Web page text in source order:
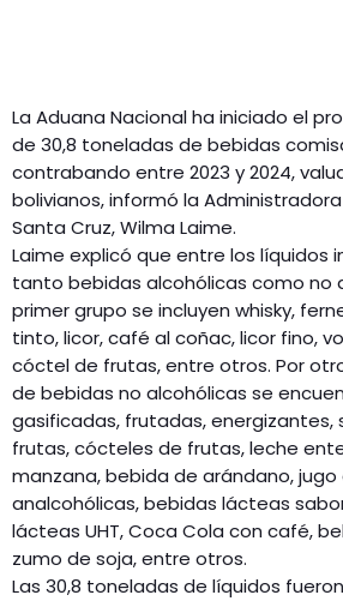
La Aduana Nacional ha iniciado el
de 30,8 toneladas de bebidas
contrabando entre 2023 y 2024,
bolivianos, informó la
Santa Cruz, Wilma Laime.
Laime explicó que entre los líquidos
tanto bebidas alcohólicas como no
primer grupo se incluyen whisky,
tinto, licor, café al coñac, licor fino,
cóctel de frutas, entre otros. Por
de bebidas no alcohólicas se
gasificadas, frutadas, energizantes,
frutas, cócteles de frutas, leche
manzana, bebida de arándano,
analcohólicas, bebidas lácteas
lácteas UHT, Coca Cola con café,
zumo de soja, entre otros.
Las 30,8 toneladas de líquidos